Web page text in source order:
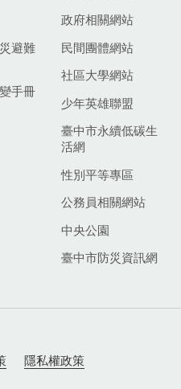
避難
手冊
政府相關網站
民間團體網站
社區大學網站
少年英雄聯盟
臺中市永續低碳生
活網
性別平等專區
公務員相關網站
中央公園
臺中市防災資訊網
隱私權政策